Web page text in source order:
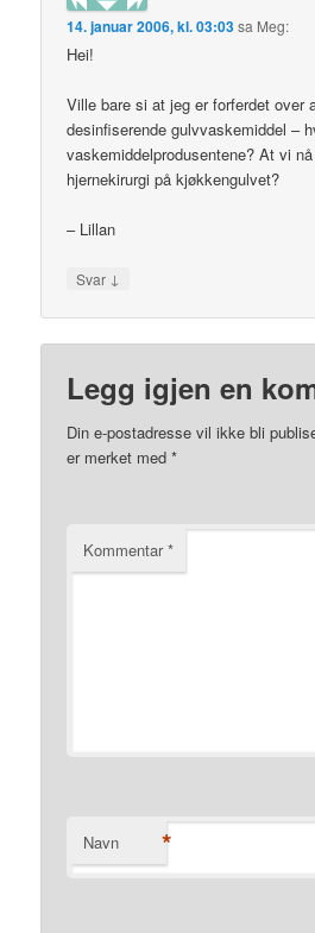
14. januar 2006, kl. 03:03sa Meg:
Hei!
Ville bare si at jeg er forferdet over
desinfiserende gulvvaskemiddel –
vaskemiddelprodusentene? At vi
hjernekirurgi på kjøkkengulvet?
– Lillan
Svar ↓
Legg igjen en
Din e-postadresse vil ikke bli
er merket med*
Kommentar*
Navn *